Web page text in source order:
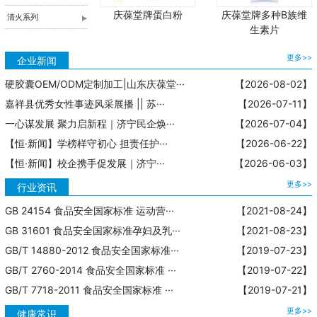
清火系列 庆葆堂牌蛋白粉
庆葆堂牌多种B族维
生素片
更多>>
企业新闻
【2026-08-02】
硬胶囊OEM/ODM定制加工|山东庆葆堂···
【2026-07-11】
嘉祥县优秀女性事迹风采展播 || 苏···
【2026-07-04】
一心谋发展 聚力启新程｜济宁民企焕···
【2026-06-22】
【恒·新闻】学榜样守初心 担责任护···
【2026-06-03】
【恒·新闻】校企携手促发展｜济宁···
更多>>
行业资讯
【2021-08-24】
GB 24154 食品安全国家标准 运动营···
【2021-08-23】
GB 31601 食品安全国家标准孕妇及乳···
【2019-07-23】
GB/T 14880-2012 食品安全国家标准···
【2019-07-22】
GB/T 2760-2014 食品安全国家标准 ···
【2019-07-21】
GB/T 7718-2011 食品安全国家标准 ···
更多>>
健康常识